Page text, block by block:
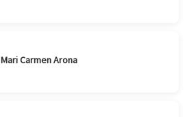
Mari Carmen Arona